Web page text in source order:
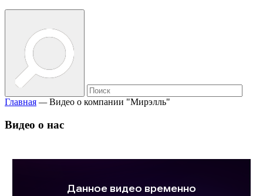
Главная —Видео о компании "Мирэлль"
Видео о нас